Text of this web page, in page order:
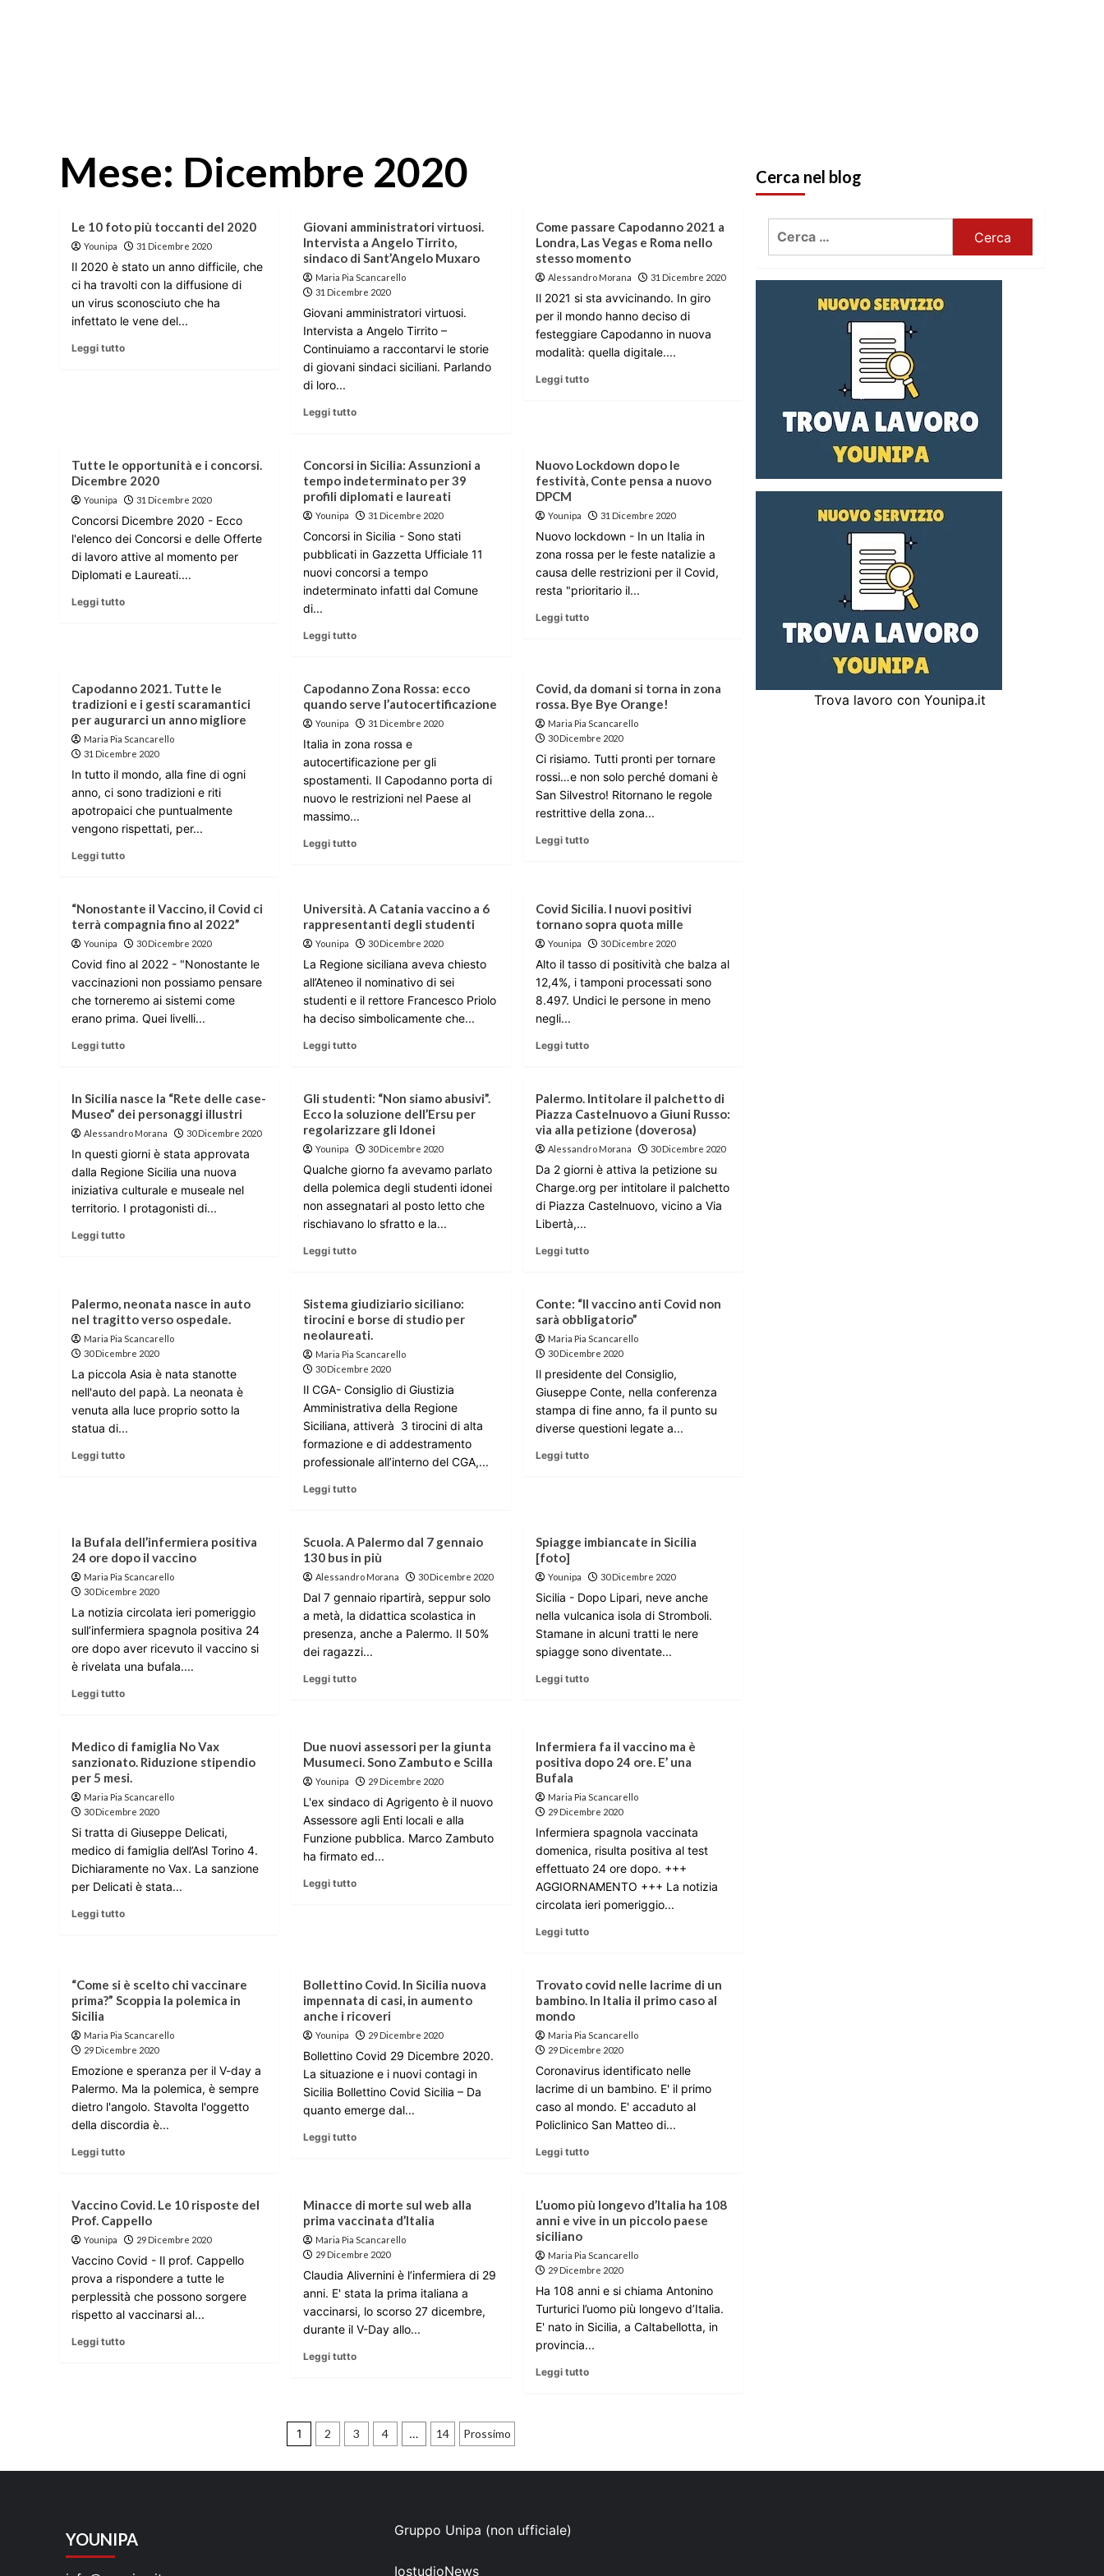
Mese: Dicembre 2020
Le 10 foto più toccanti del 2020
Younipa 31 Dicembre 2020
Il 2020 è stato un anno difficile, che
ci ha travolti con la diffusione di
un virus sconosciuto che ha
infettato le vene del...
Leggi tutto
Giovani amministratori virtuosi.
Intervista a Angelo Tirrito,
sindaco di Sant’Angelo Muxaro
Maria Pia Scancarello
31 Dicembre 2020
Giovani amministratori virtuosi.
Intervista a Angelo Tirrito –
Continuiamo a raccontarvi le storie
di giovani sindaci siciliani. Parlando
di loro...
Leggi tutto
Come passare Capodanno 2021 a
Londra, Las Vegas e Roma nello
stesso momento
Alessandro Morana 31 Dicembre 2020
Il 2021 si sta avvicinando. In giro
per il mondo hanno deciso di
festeggiare Capodanno in nuova
modalità: quella digitale....
Leggi tutto
Tutte le opportunità e i concorsi.
Dicembre 2020
Younipa 31 Dicembre 2020
Concorsi Dicembre 2020 - Ecco
l'elenco dei Concorsi e delle Offerte
di lavoro attive al momento per
Diplomati e Laureati....
Leggi tutto
Concorsi in Sicilia: Assunzioni a
tempo indeterminato per 39
profili diplomati e laureati
Younipa 31 Dicembre 2020
Concorsi in Sicilia - Sono stati
pubblicati in Gazzetta Ufficiale 11
nuovi concorsi a tempo
indeterminato infatti dal Comune
di...
Leggi tutto
Nuovo Lockdown dopo le
festività, Conte pensa a nuovo
DPCM
Younipa 31 Dicembre 2020
Nuovo lockdown - In un Italia in
zona rossa per le feste natalizie a
causa delle restrizioni per il Covid,
resta "prioritario il...
Leggi tutto
Capodanno 2021. Tutte le
tradizioni e i gesti scaramantici
per augurarci un anno migliore
Maria Pia Scancarello
31 Dicembre 2020
In tutto il mondo, alla fine di ogni
anno, ci sono tradizioni e riti
apotropaici che puntualmente
vengono rispettati, per...
Leggi tutto
Capodanno Zona Rossa: ecco
quando serve l’autocertificazione
Younipa 31 Dicembre 2020
Italia in zona rossa e
autocertificazione per gli
spostamenti. Il Capodanno porta di
nuovo le restrizioni nel Paese al
massimo...
Leggi tutto
Covid, da domani si torna in zona
rossa. Bye Bye Orange!
Maria Pia Scancarello
30 Dicembre 2020
Ci risiamo. Tutti pronti per tornare
rossi…e non solo perché domani è
San Silvestro! Ritornano le regole
restrittive della zona...
Leggi tutto
“Nonostante il Vaccino, il Covid ci
terrà compagnia fino al 2022”
Younipa 30 Dicembre 2020
Covid fino al 2022 - "Nonostante le
vaccinazioni non possiamo pensare
che torneremo ai sistemi come
erano prima. Quei livelli...
Leggi tutto
Università. A Catania vaccino a 6
rappresentanti degli studenti
Younipa 30 Dicembre 2020
La Regione siciliana aveva chiesto
all’Ateneo il nominativo di sei
studenti e il rettore Francesco Priolo
ha deciso simbolicamente che...
Leggi tutto
Covid Sicilia. I nuovi positivi
tornano sopra quota mille
Younipa 30 Dicembre 2020
Alto il tasso di positività che balza al
12,4%, i tamponi processati sono
8.497. Undici le persone in meno
negli...
Leggi tutto
In Sicilia nasce la “Rete delle case-
Museo” dei personaggi illustri
Alessandro Morana 30 Dicembre 2020
In questi giorni è stata approvata
dalla Regione Sicilia una nuova
iniziativa culturale e museale nel
territorio. I protagonisti di...
Leggi tutto
Gli studenti: “Non siamo abusivi”.
Ecco la soluzione dell’Ersu per
regolarizzare gli Idonei
Younipa 30 Dicembre 2020
Qualche giorno fa avevamo parlato
della polemica degli studenti idonei
non assegnatari al posto letto che
rischiavano lo sfratto e la...
Leggi tutto
Palermo. Intitolare il palchetto di
Piazza Castelnuovo a Giuni Russo:
via alla petizione (doverosa)
Alessandro Morana 30 Dicembre 2020
Da 2 giorni è attiva la petizione su
Charge.org per intitolare il palchetto
di Piazza Castelnuovo, vicino a Via
Libertà,...
Leggi tutto
Palermo, neonata nasce in auto
nel tragitto verso ospedale.
Maria Pia Scancarello
30 Dicembre 2020
La piccola Asia è nata stanotte
nell'auto del papà. La neonata è
venuta alla luce proprio sotto la
statua di...
Leggi tutto
Sistema giudiziario siciliano:
tirocini e borse di studio per
neolaureati.
Maria Pia Scancarello
30 Dicembre 2020
Il CGA- Consiglio di Giustizia
Amministrativa della Regione
Siciliana, attiverà 3 tirocini di alta
formazione e di addestramento
professionale all’interno del CGA,...
Leggi tutto
Conte: “Il vaccino anti Covid non
sarà obbligatorio”
Maria Pia Scancarello
30 Dicembre 2020
Il presidente del Consiglio,
Giuseppe Conte, nella conferenza
stampa di fine anno, fa il punto su
diverse questioni legate a...
Leggi tutto
la Bufala dell’infermiera positiva
24 ore dopo il vaccino
Maria Pia Scancarello
30 Dicembre 2020
La notizia circolata ieri pomeriggio
sull’infermiera spagnola positiva 24
ore dopo aver ricevuto il vaccino si
è rivelata una bufala....
Leggi tutto
Scuola. A Palermo dal 7 gennaio
130 bus in più
Alessandro Morana 30 Dicembre 2020
Dal 7 gennaio ripartirà, seppur solo
a metà, la didattica scolastica in
presenza, anche a Palermo. Il 50%
dei ragazzi...
Leggi tutto
Spiagge imbiancate in Sicilia
[foto]
Younipa 30 Dicembre 2020
Sicilia - Dopo Lipari, neve anche
nella vulcanica isola di Stromboli.
Stamane in alcuni tratti le nere
spiagge sono diventate...
Leggi tutto
Medico di famiglia No Vax
sanzionato. Riduzione stipendio
per 5 mesi.
Maria Pia Scancarello
30 Dicembre 2020
Si tratta di Giuseppe Delicati,
medico di famiglia dell’Asl Torino 4.
Dichiaramente no Vax. La sanzione
per Delicati è stata...
Leggi tutto
Due nuovi assessori per la giunta
Musumeci. Sono Zambuto e Scilla
Younipa 29 Dicembre 2020
L'ex sindaco di Agrigento è il nuovo
Assessore agli Enti locali e alla
Funzione pubblica. Marco Zambuto
ha firmato ed...
Leggi tutto
Infermiera fa il vaccino ma è
positiva dopo 24 ore. E’ una
Bufala
Maria Pia Scancarello
29 Dicembre 2020
Infermiera spagnola vaccinata
domenica, risulta positiva al test
effettuato 24 ore dopo. +++
AGGIORNAMENTO +++ La notizia
circolata ieri pomeriggio...
Leggi tutto
“Come si è scelto chi vaccinare
prima?” Scoppia la polemica in
Sicilia
Maria Pia Scancarello
29 Dicembre 2020
Emozione e speranza per il V-day a
Palermo. Ma la polemica, è sempre
dietro l'angolo. Stavolta l'oggetto
della discordia è...
Leggi tutto
Bollettino Covid. In Sicilia nuova
impennata di casi, in aumento
anche i ricoveri
Younipa 29 Dicembre 2020
Bollettino Covid 29 Dicembre 2020.
La situazione e i nuovi contagi in
Sicilia Bollettino Covid Sicilia – Da
quanto emerge dal...
Leggi tutto
Trovato covid nelle lacrime di un
bambino. In Italia il primo caso al
mondo
Maria Pia Scancarello
29 Dicembre 2020
Coronavirus identificato nelle
lacrime di un bambino. E' il primo
caso al mondo. E' accaduto al
Policlinico San Matteo di...
Leggi tutto
Vaccino Covid. Le 10 risposte del
Prof. Cappello
Younipa 29 Dicembre 2020
Vaccino Covid - Il prof. Cappello
prova a rispondere a tutte le
perplessità che possono sorgere
rispetto al vaccinarsi al...
Leggi tutto
Minacce di morte sul web alla
prima vaccinata d’Italia
Maria Pia Scancarello
29 Dicembre 2020
Claudia Alivernini è l’infermiera di 29
anni. E' stata la prima italiana a
vaccinarsi, lo scorso 27 dicembre,
durante il V-Day allo...
Leggi tutto
L’uomo più longevo d’Italia ha 108
anni e vive in un piccolo paese
siciliano
Maria Pia Scancarello
29 Dicembre 2020
Ha 108 anni e si chiama Antonino
Turturici l’uomo più longevo d’Italia.
E' nato in Sicilia, a Caltabellotta, in
provincia...
Leggi tutto
Paginazione
degli
1 2 3 4 … 14 Prossimo
Cerca nel blog
Ricerca
Trova lavoro con Younipa.it
YOUNIPA Gruppo Unipa (non ufficiale)
IostudioNews